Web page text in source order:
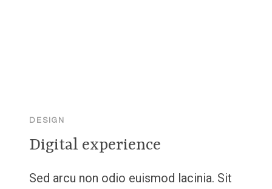
DESIGN
Digital experience
Sed arcu non odio euismod lacinia. Sit